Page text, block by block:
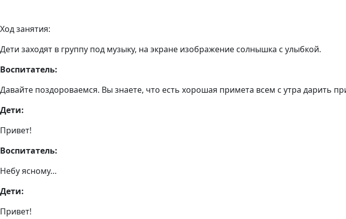
Ход занятия:
Дети заходят в группу под музыку, на экране изображение солнышка с улыбкой.
Воспитатель:
Давайте поздороваемся. Вы знаете, что есть хорошая примета всем с утра дарить
Дети:
Привет!
Воспитатель:
Небу ясному…
Дети:
Привет!